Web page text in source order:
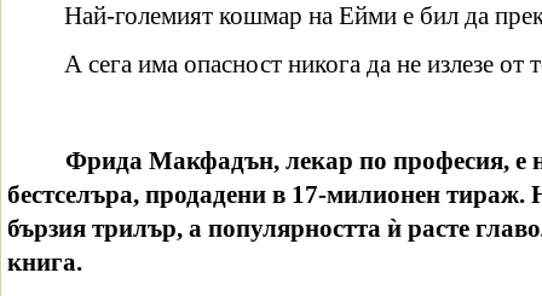
Най-големият кошмар на Ейми е бил да
А сега има опасност никога да не излезе от
Фрида Макфадън, лекар по професия, е
бестселъра, продадени в 17-милионен
бързия трилър, а популярността ѝ расте
книга.